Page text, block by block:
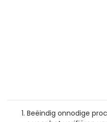
Beëindig onnodige